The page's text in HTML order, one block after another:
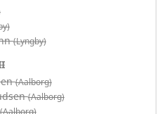
(Lyngby)
(Aalborg)
(Aalborg)